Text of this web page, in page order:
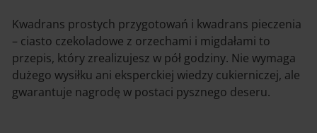
Kwadrans prostych przygotowań i kwadrans pieczenia
– ciasto czekoladowe z orzechami i migdałami to
przepis, który zrealizujesz w pół godziny. Nie wymaga
dużego wysiłku ani eksperckiej wiedzy cukierniczej, ale
gwarantuje nagrodę w postaci pysznego deseru.